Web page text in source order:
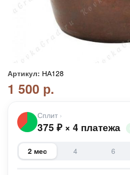
Артикул: НА128
1 500 р.
Сплит ›
375 ₽ × 4 платежа
2 мес 4 6